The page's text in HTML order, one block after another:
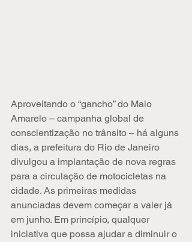
Aproveitando o “gancho” do Maio
Amarelo – campanha global de
conscientização no trânsito – há alguns
dias, a prefeitura do Rio de Janeiro
divulgou a implantação de nova regras
para a circulação de motocicletas na
cidade. As primeiras medidas
anunciadas devem começar a valer já
em junho. Em princípio, qualquer
iniciativa que possa ajudar a diminuir o